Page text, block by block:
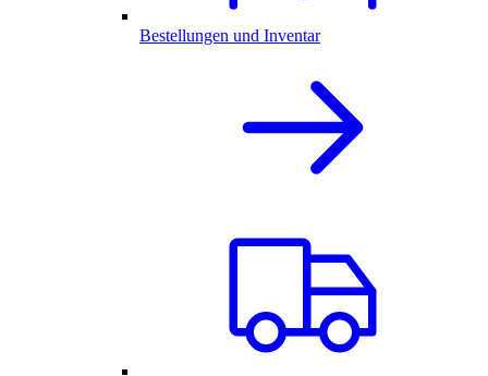
Bestellungen und Inventar